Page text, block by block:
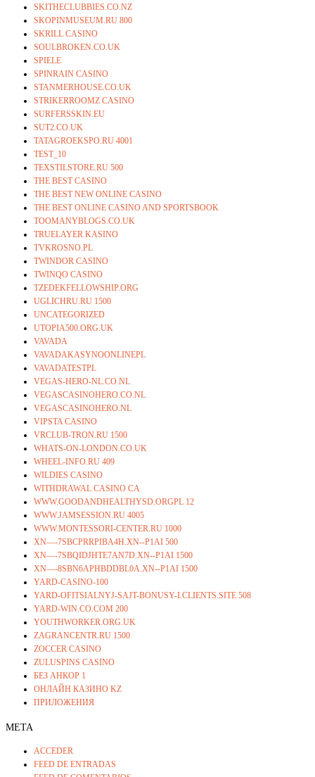
SKITHECLUBBIES.CO.NZ
SKOPINMUSEUM.RU 800
SKRILL CASINO
SOULBROKEN.CO.UK
SPIELE
SPINRAIN CASINO
STANMERHOUSE.CO.UK
STRIKERROOMZ CASINO
SURFERSSKIN.EU
SUT2.CO.UK
TATAGROEKSPO.RU 4001
TEST_10
TEXSTILSTORE.RU 500
THE BEST CASINO
THE BEST NEW ONLINE CASINO
THE BEST ONLINE CASINO AND SPORTSBOOK
TOOMANYBLOGS.CO.UK
TRUELAYER KASINO
TVKROSNO.PL
TWINDOR CASINO
TWINQO CASINO
TZEDEKFELLOWSHIP.ORG
UGLICHRU.RU 1500
UNCATEGORIZED
UTOPIA500.ORG.UK
VAVADA
VAVADAKASYNOONLINEPL
VAVADATESTPL
VEGAS-HERO-NL.CO.NL
VEGASCASINOHERO.CO.NL
VEGASCASINOHERO.NL
VIPSTA CASINO
VRCLUB-TRON.RU 1500
WHATS-ON-LONDON.CO.UK
WHEEL-INFO.RU 409
WILDIES CASINO
WITHDRAWAL CASINO CA
WWW.GOODANDHEALTHYSD.ORGPL 12
WWW.JAMSESSION.RU 4005
WWW.MONTESSORI-CENTER.RU 1000
XN—-7SBCPRRPIBA4H.XN--P1AI 500
XN—-7SBQIDJHTE7AN7D.XN--P1AI 1500
XN—-8SBN6APHBDDBL0A.XN--P1AI 1500
YARD-CASINO-100
YARD-OFITSIALNYJ-SAJT-BONUSY-I.CLIENTS.SITE 508
YARD-WIN.CO.COM 200
YOUTHWORKER.ORG.UK
ZAGRANCENTR.RU 1500
ZOCCER CASINO
ZULUSPINS CASINO
БЕЗ АНКОР 1
ОНЛАЙН КАЗИНО KZ
ПРИЛОЖЕНИЯ
META
ACCEDER
FEED DE ENTRADAS